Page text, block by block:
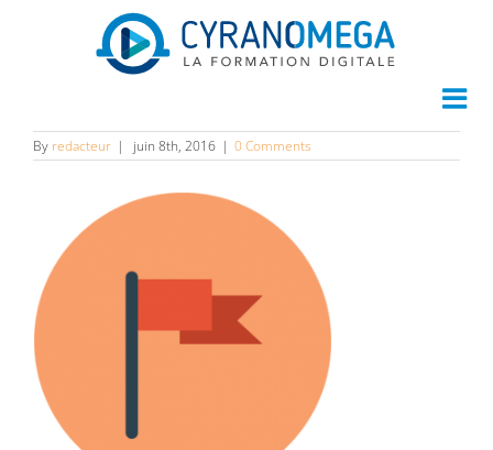
By redacteur | juin 8th, 2016 | 0 Comments